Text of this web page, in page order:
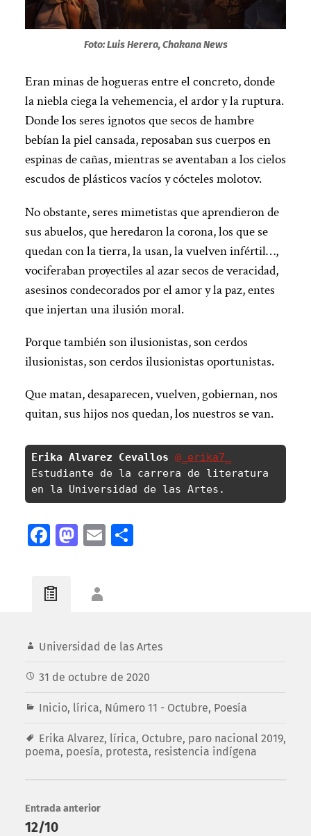
Foto: Luis Herera, Chakana News
Eran minas de hogueras entre el concreto, donde
la niebla ciega la vehemencia, el ardor y la ruptura.
Donde los seres ignotos que secos de hambre
bebían la piel cansada, reposaban sus cuerpos en
espinas de cañas, mientras se aventaban a los cielos
escudos de plásticos vacíos y cócteles molotov.
No obstante, seres mimetistas que aprendieron de
sus abuelos, que heredaron la corona, los que se
quedan con la tierra, la usan, la vuelven infértil…,
vociferaban proyectiles al azar secos de veracidad,
asesinos condecorados por el amor y la paz, entes
que injertan una ilusión moral.
Porque también son ilusionistas, son cerdos
ilusionistas, son cerdos ilusionistas oportunistas.
Que matan, desaparecen, vuelven, gobiernan, nos
quitan, sus hijos nos quedan, los nuestros se van.
Erika Alvarez Cevallos @_erika7_
Estudiante de la carrera de literatura
en la Universidad de las Artes.
Facebook
Mastodon
EmailCompartir
Universidad de las Artes
31 de octubre de 2020
Inicio, lírica, Número 11 - Octubre, Poesía
Erika Alvarez, lírica, Octubre, paro nacional 2019,
poema, poesía, protesta, resistencia indígena
Entrada anterior
12/10